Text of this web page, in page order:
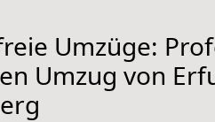
Umzüge:
Umzug von